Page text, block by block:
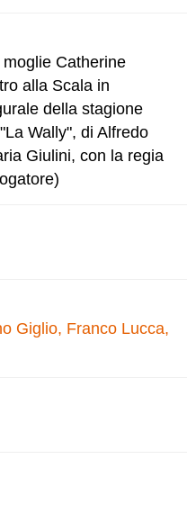
Catherine
alla Scala in
della stagione
Wally", di Alfredo
Giulini, con la regia
Giglio, Franco Lucca,